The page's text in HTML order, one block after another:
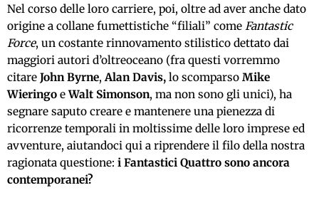
Nel corso delle loro carriere, poi, oltre ad aver anche dato
origine a collane fumettistiche “filiali” come Fantastic
Force, un costante rinnovamento stilistico dettato dai
maggiori autori d’oltreoceano (fra questi vorremmo
citare John Byrne,Alan Davis, lo scomparso Mike
Wieringo eWalt Simonson, ma non sono gli unici), ha
segnare saputo creare e mantenere una pienezza di
ricorrenze temporali in moltissime delle loro imprese ed
avventure, aiutandoci qui a riprendere il filo della nostra
ragionata questione: i Fantastici Quattro sono ancora
contemporanei?